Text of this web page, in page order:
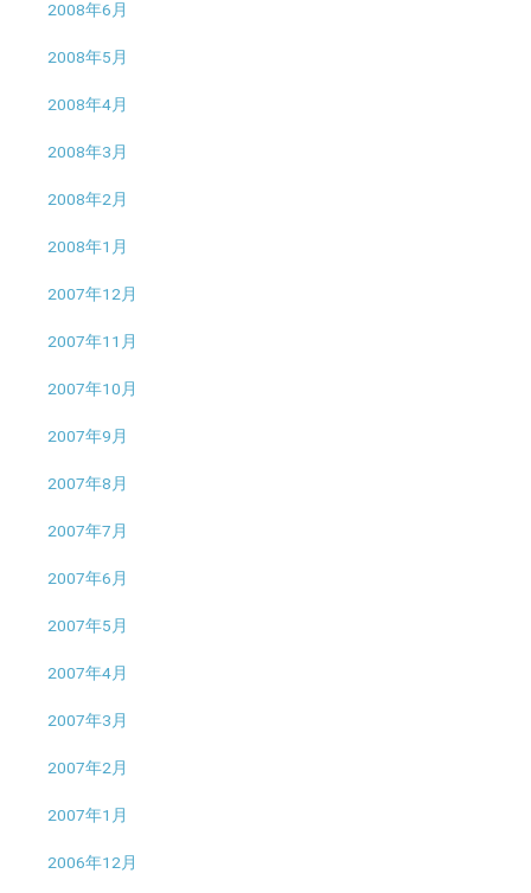
2008年6月
2008年5月
2008年4月
2008年3月
2008年2月
2008年1月
2007年12月
2007年11月
2007年10月
2007年9月
2007年8月
2007年7月
2007年6月
2007年5月
2007年4月
2007年3月
2007年2月
2007年1月
2006年12月